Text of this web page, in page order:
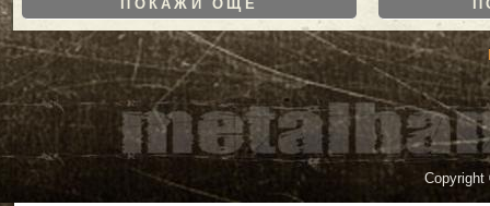
ПОКАЖИ ОЩЕ